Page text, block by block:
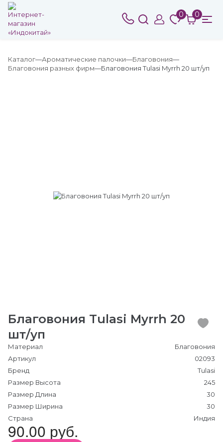
0 0
Каталог Ароматические палочки
Благовония
Благовония разных фирм
Благовония Tulasi Myrrh 20 шт/уп
Благовония Tulasi Myrrh 20
шт/уп
Материал
Благовония
Артикул
02093
Бренд
Tulasi
Размер Высота
245
Размер Длина
30
Размер Ширина
30
Страна
Индия
90.00 руб.